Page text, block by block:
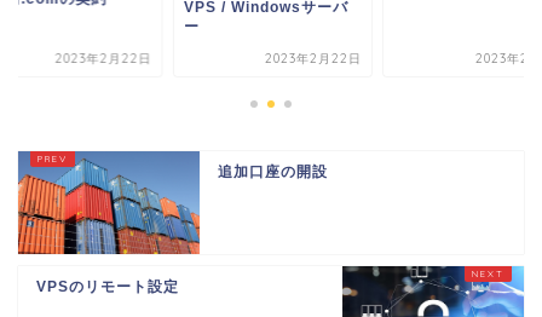
2023年2月22日
VPS / Windowsサーバ
ー
2023年2月22日 2023年2
追加口座の開設
VPSのリモート設定